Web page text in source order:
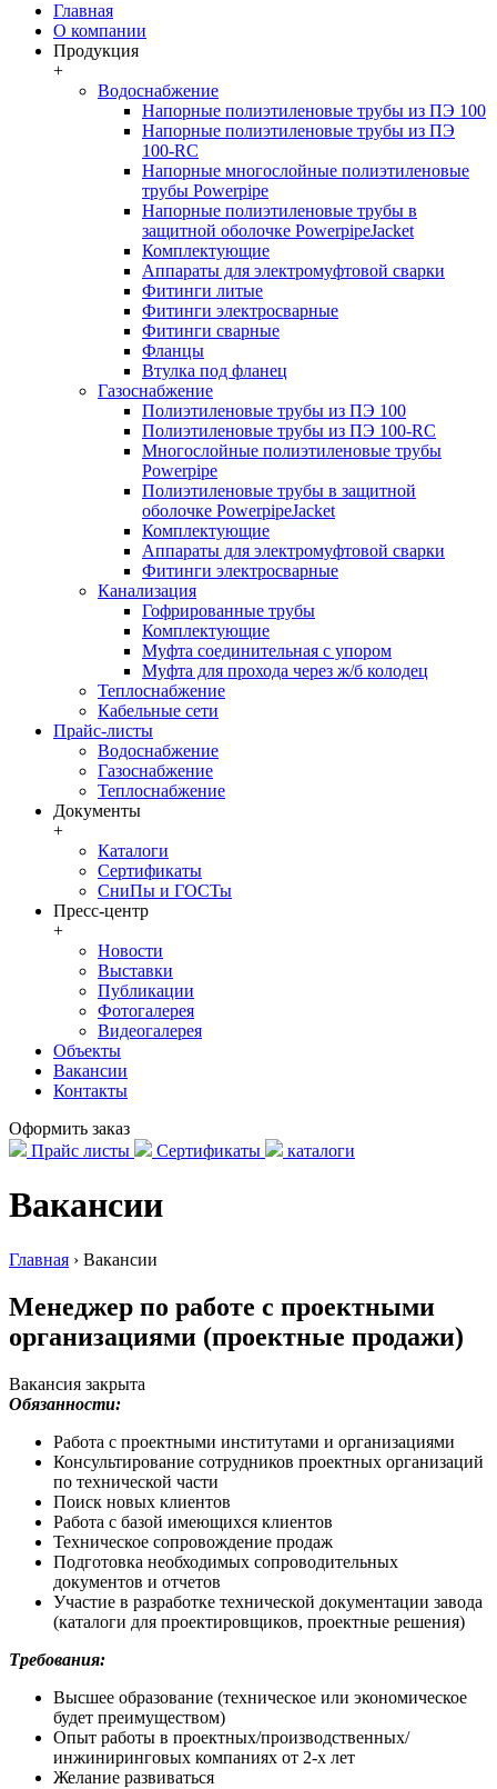
Главная
О компании
Продукция
+
Водоснабжение
Напорные полиэтиленовые трубы из ПЭ 100
Напорные полиэтиленовые трубы из ПЭ
100-RC
Напорные многослойные полиэтиленовые
трубы Powerpipe
Напорные полиэтиленовые трубы в
защитной оболочке PowerpipeJacket
Комплектующие
Аппараты для электромуфтовой сварки
Фитинги литые
Фитинги электросварные
Фитинги сварные
Фланцы
Втулка под фланец
Газоснабжение
Полиэтиленовые трубы из ПЭ 100
Полиэтиленовые трубы из ПЭ 100-RC
Многослойные полиэтиленовые трубы
Powerpipe
Полиэтиленовые трубы в защитной
оболочке PowerpipeJacket
Комплектующие
Аппараты для электромуфтовой сварки
Фитинги электросварные
Канализация
Гофрированные трубы
Комплектующие
Муфта соединительная с упором
Муфта для прохода через ж/б колодец
Теплоснабжение
Кабельные сети
Прайс-листы
Водоснабжение
Газоснабжение
Теплоснабжение
Документы
+
Каталоги
Сертификаты
СниПы и ГОСТы
Пресс-центр
+
Новости
Выставки
Публикации
Фотогалерея
Видеогалерея
Объекты
Вакансии
Контакты
Оформить заказ
Прайс листы
Сертификаты каталоги
Вакансии
Главная › Вакансии
Менеджер по работе с проектными
организациями (проектные продажи)
Вакансия закрыта
Обязанности:
Работа с проектными институтами и организациями
Консультирование сотрудников проектных организаций
по технической части
Поиск новых клиентов
Работа с базой имеющихся клиентов
Техническое сопровождение продаж
Подготовка необходимых сопроводительных
документов и отчетов
Участие в разработке технической документации завода
(каталоги для проектировщиков, проектные решения)
Требования:
Высшее образование (техническое или экономическое
будет преимуществом)
Опыт работы в проектных/производственных/
инжиниринговых компаниях от 2-х лет
Желание развиваться